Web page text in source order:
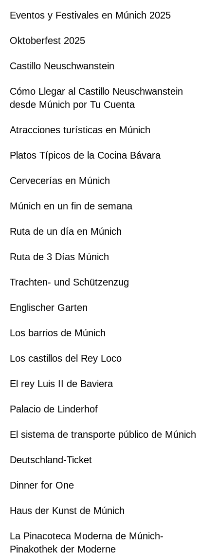
Eventos y Festivales en Múnich 2025
Oktoberfest 2025
Castillo Neuschwanstein
Cómo Llegar al Castillo Neuschwanstein
desde Múnich por Tu Cuenta
Atracciones turísticas en Múnich
Platos Típicos de la Cocina Bávara
Cervecerías en Múnich
Múnich en un fin de semana
Ruta de un día en Múnich
Ruta de 3 Días Múnich
Trachten- und Schützenzug
Englischer Garten
Los barrios de Múnich
Los castillos del Rey Loco
El rey Luis II de Baviera
Palacio de Linderhof
El sistema de transporte público de Múnich
Deutschland-Ticket
Dinner for One
Haus der Kunst de Múnich
La Pinacoteca Moderna de Múnich-
Pinakothek der Moderne